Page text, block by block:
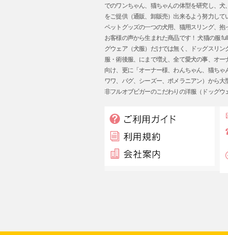
でのワンちゃん、猫ちゃんの体型を研究し、
をご提供（通販、卸販売）出来るよう努力し
ペットグッズの一つの犬用、猫用スリング、
お客様の声から生まれた商品です！ 犬猫の服
グウェア（犬服）だけでは無く、ドッグスリ
服・術後服、にまで増え、全て愛犬の事、オ
向け、更に「オーナー様、わんちゃん、猫ち
ワワ、パグ、シーズー、ポメラニアン）から
非フルオブビガーのこだわりの洋服（ドッグウ